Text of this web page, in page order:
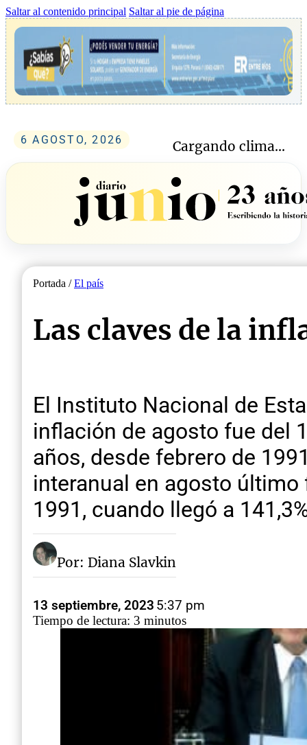
Saltar al contenido principal Saltar al pie de página
6 AGOSTO, 2026 Cargando clima...
Portada /El país
Las claves de la
El Instituto Nacional de
inflación de agosto fue del
años, desde febrero de
interanual en agosto
1991, cuando llegó a
Por: Diana Slavkin
13 septiembre, 2023 5:37 pm
Tiempo de lectura: 3 minutos